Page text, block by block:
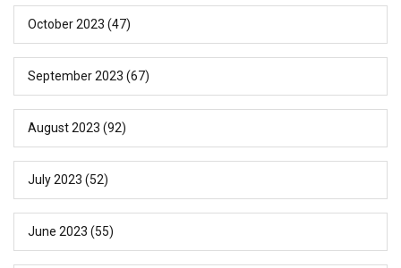
October 2023 (47)
September 2023 (67)
August 2023 (92)
July 2023 (52)
June 2023 (55)